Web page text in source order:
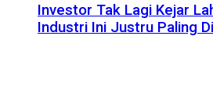
Investor Tak Lagi Kejar
Industri Ini Justru Paling